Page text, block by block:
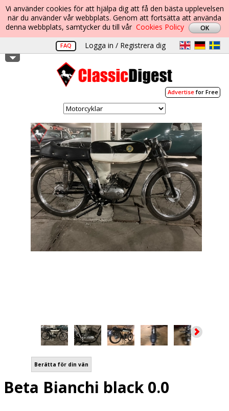
Vi använder cookies för att hjälpa dig att få den bästa upplevelsen
när du använder vår webbplats. Genom att fortsätta att använda
denna webbplats, samtycker du till vår Cookies Policy
FAQ Logga in / Registrera dig
Advertisefor Free
Berätta för din vän
Beta Bianchi black 0.0